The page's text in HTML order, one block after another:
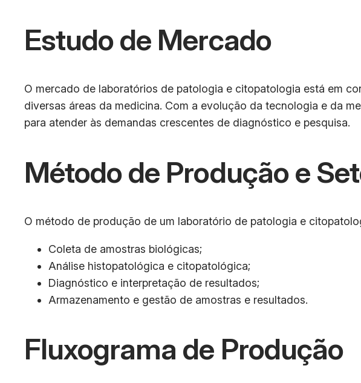
Estudo de Mercado
O mercado de laboratórios de patologia e citopatologia está em
diversas áreas da medicina. Com a evolução da tecnologia e da
para atender às demandas crescentes de diagnóstico e pesquisa.
Método de Produção e
O método de produção de um laboratório de patologia e
Coleta de amostras biológicas;
Análise histopatológica e citopatológica;
Diagnóstico e interpretação de resultados;
Armazenamento e gestão de amostras e resultados.
Fluxograma de Produção